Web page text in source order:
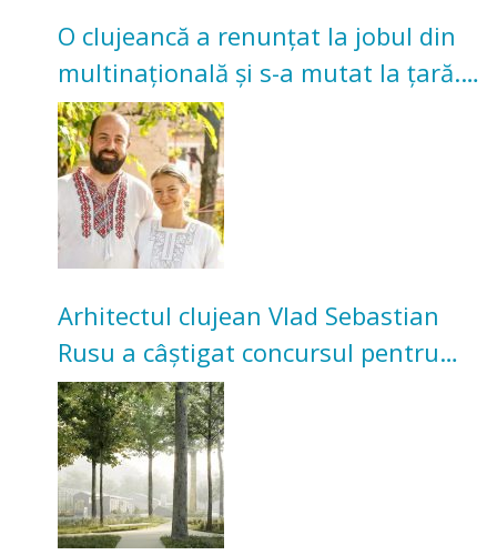
O clujeancă a renunțat la jobul din
multinațională și s-a mutat la țară.
Acum cultivă legume în grădina
bunicilor
Arhitectul clujean Vlad Sebastian
Rusu a câștigat concursul pentru
transformarea Grădinii Casei
Universitarilor